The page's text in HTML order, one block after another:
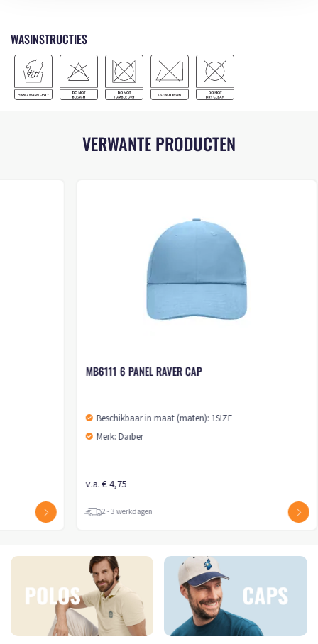
WASINSTRUCTIES
VERWANTE PRODUCTEN
MB6111 6 PANEL RAVER CAP
Beschikbaar in maat (maten): 1SIZE
Merk: Daiber
v.a. € 4,75
2 - 3 werkdagen